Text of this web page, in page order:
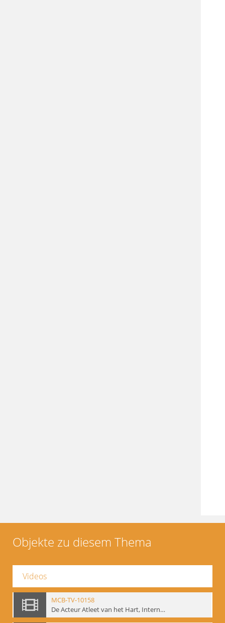
Objekte zu diesem Thema
Videos
MCB-TV-10158
De Acteur Atleet van het Hart, Internationale Konferenz, Gent, 17.11.2004 - Interne Signatur: BM-vid-129